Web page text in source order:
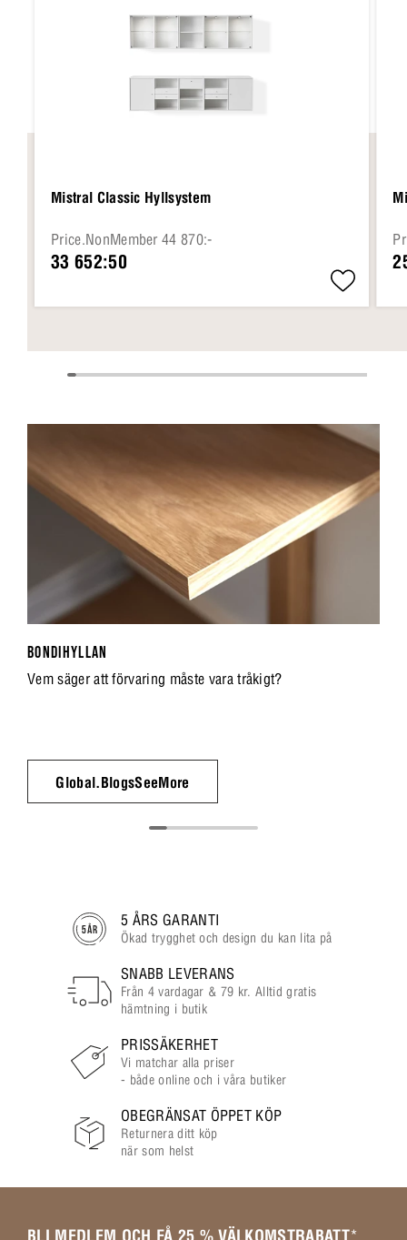
Mistral Classic Hyllsystem
Price.NonMember 44 870:-
33 652:50
BONDIHYLLAN
Vem säger att förvaring måste vara tråkigt?
Global.BlogsSeeMore
5 ÅRS GARANTI
Ökad trygghet och design du kan lita på
SNABB LEVERANS
Från 4 vardagar & 79 kr. Alltid gratis
hämtning i butik
PRISSÄKERHET
Vi matchar alla priser
- både online och i våra butiker
OBEGRÄNSAT ÖPPET KÖP
Returnera ditt köp
när som helst
BLI MEDLEM OCH FÅ 25 % VÄLKOMSTRABATT*